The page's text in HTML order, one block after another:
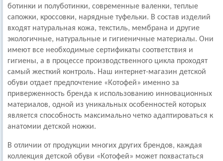
ботинки и полуботинки, современные валенки, теплые
сапожки, кроссовки, нарядные туфельки. В состав изделий
входят натуральная кожа, текстиль, мембрана и другие
экологичные, натуральные и гигиеничные материалы. Они
имеют все необходимые сертификаты соответствия и
гигиены, а в процессе производственного цикла проходят
самый жесткий контроль. Наш интернет-магазин детской
обуви отдает предпочтение «Котофей» именно за
приверженность бренда к использованию инновационных
материалов, одной из уникальных особенностей которых
является способность максимально четко адаптироваться к
анатомии детской ножки.
В отличии от продукции многих других брендов, каждая
коллекция детской обуви «Котофей» может похвастаться